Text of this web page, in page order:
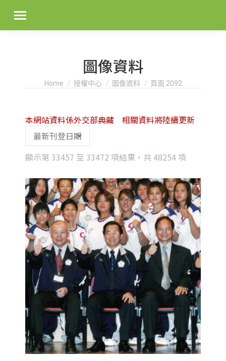
圖像資料
You are here:
Home 授權中心 圖像資料 頁面 2092
顯示第 33457 至 33472 項結果，共 48254 項
latest
本網站資料係外交部典藏 相關資料將陸續更新